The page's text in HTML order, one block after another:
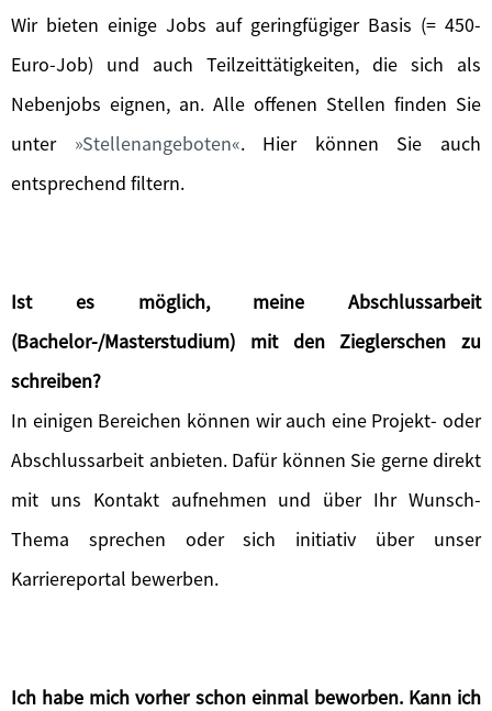
Wir bieten einige Jobs auf geringfügiger Basis (= 450-
Euro-Job) und auch Teilzeittätigkeiten, die sich als
Nebenjobs eignen, an. Alle offenen Stellen finden Sie
unter
Stellenangeboten . Hier können Sie auch
entsprechend filtern.
Ist es möglich, meine Abschlussarbeit
(Bachelor-/Masterstudium) mit den Zieglerschen zu
schreiben?
In einigen Bereichen können wir auch eine Projekt- oder
Abschlussarbeit anbieten. Dafür können Sie gerne direkt
mit uns Kontakt aufnehmen und über Ihr Wunsch-
Thema sprechen oder sich initiativ über unser
Karriereportal bewerben.
Ich habe mich vorher schon einmal beworben. Kann ich